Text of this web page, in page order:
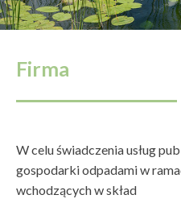
Firma
W celu świadczenia usług
gospodarki odpadami w
wchodzących w skład